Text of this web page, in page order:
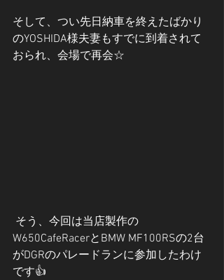
そして、つい先日納車を終えたばかり
のYOSHIDA様夫妻もすでに到着されて
おられ、会場で再会☆
W650CafeRacerとBMW MF100RSの2台
がDGRのパレードランに参加したわけ
です👍